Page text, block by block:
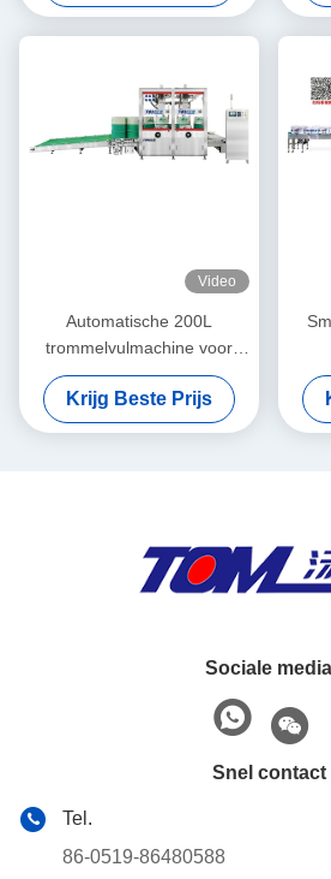
remvloeistof, enz.
Video
Automatische 200L
trommelvulmachine voor
smeermiddelen, smeerolie,
olie
Krijg Beste Prijs
Sociale media
Snel contact
Tel.
86-0519-86480588